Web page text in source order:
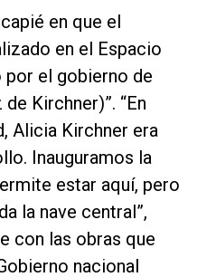
en que el
en el Espacio
por el gobierno de
Kirchner)”. “En
Alicia Kirchner era
Inauguramos la
estar aquí, pero
la nave central”,
con las obras que
nacional